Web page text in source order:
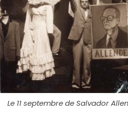
Le 11 septembre de Salvador